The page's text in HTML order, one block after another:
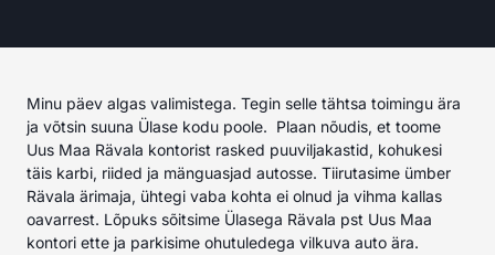
Minu päev algas valimistega. Tegin selle tähtsa toimingu ära
ja võtsin suuna Ülase kodu poole. Plaan nõudis, et toome
Uus Maa Rävala kontorist rasked puuviljakastid, kohukesi
täis karbi, riided ja mänguasjad autosse. Tiirutasime ümber
Rävala ärimaja, ühtegi vaba kohta ei olnud ja vihma kallas
oavarrest. Lõpuks sõitsime Ülasega Rävala pst Uus Maa
kontori ette ja parkisime ohutuledega vilkuva auto ära.